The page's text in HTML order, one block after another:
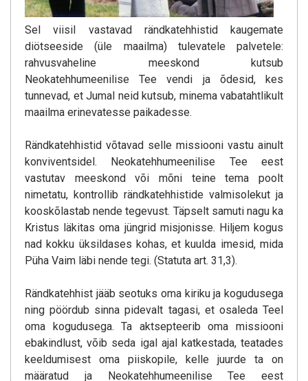
Sel viisil vastavad rändkatehhistid kaugemate
diötseeside (üle maailma) tulevatele palvetele:
rahvusvaheline meeskond kutsub
Neokatehhumeenilise Tee vendi ja õdesid, kes
tunnevad, et Jumal neid kutsub, minema vabatahtlikult
maailma erinevatesse paikadesse.
Rändkatehhistid võtavad selle missiooni vastu ainult
konviventsidel. Neokatehhumeenilise Tee eest
vastutav meeskond või mõni teine tema poolt
nimetatu, kontrollib rändkatehhistide valmisolekut ja
kooskõlastab nende tegevust. Täpselt samuti nagu ka
Kristus läkitas oma jüngrid misjonisse. Hiljem kogus
nad kokku üksildases kohas, et kuulda imesid, mida
Püha Vaim läbi nende tegi. (Statuta art. 31,3).
Rändkatehhist jääb seotuks oma kiriku ja kogudusega
ning pöördub sinna pidevalt tagasi, et osaleda Teel
oma kogudusega. Ta aktsepteerib oma missiooni
ebakindlust, võib seda igal ajal katkestada, teatades
keeldumisest oma piiskopile, kelle juurde ta on
määratud ja Neokatehhumeenilise Tee eest